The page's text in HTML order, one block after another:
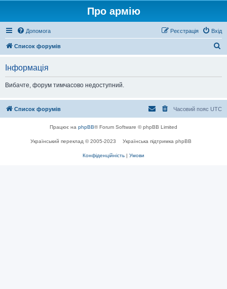
Про армію
Допомога Вхід
Реєстрація
Список форумів
Інформація
Вибачте, форум тимчасово недоступний.
Список форумів Часовий пояс UTC
Працює на phpBB® Forum Software © phpBB Limited
Український переклад © 2005-2023 Українська підтримка phpBB
Конфіденційність | Умови